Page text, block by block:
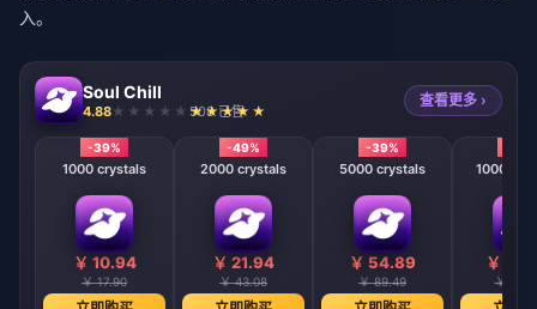
入。
Soul Chill
4.88 508 已售
查看更多 ›
-39%
1000 crystals
￥ 10.94
￥ 17.90
-49%
2000 crystals
￥ 21.94
￥ 43.08
-39%
5000 crystals
￥ 54.89
￥ 89.49
10000
￥
￥